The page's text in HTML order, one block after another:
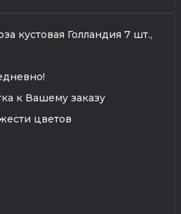
кустовая Голландия 7 шт.,
к Вашему заказу
цветов